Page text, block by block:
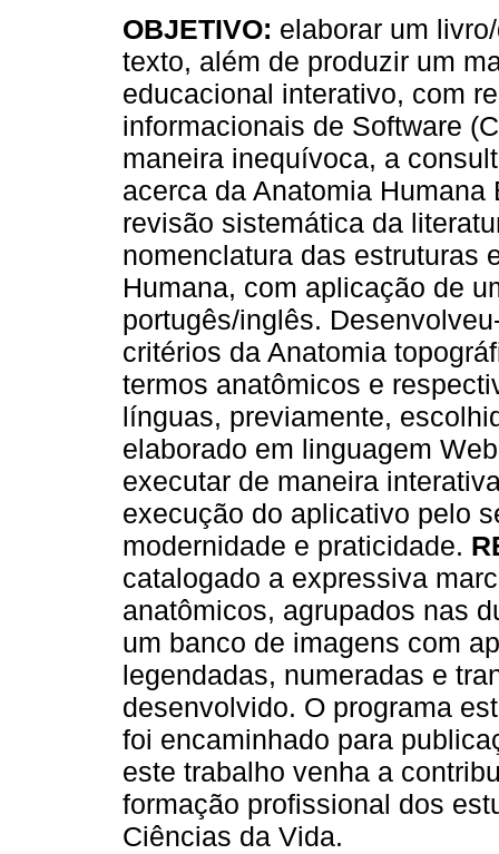
OBJETIVO: elaborar um
texto, além de produzir um
educacional interativo, com
informacionais de Software
maneira inequívoca, a
acerca da Anatomia
revisão sistemática da
nomenclatura das estruturas
Humana, com aplicação de
portugês/inglês.
critérios da Anatomia
termos anatômicos e
línguas, previamente,
elaborado em linguagem
executar de maneira
execução do aplicativo pelo
modernidade e praticidade.
catalogado a expressiva
anatômicos, agrupados nas
um banco de imagens com
legendadas, numeradas e
desenvolvido. O programa
foi encaminhado para
este trabalho venha a
formação profissional dos
Ciências da Vida.